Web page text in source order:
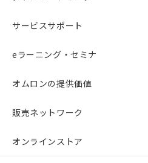
サービスサポート
eラーニング・セミナ
オムロンの提供価値
販売ネットワーク
オンラインストア